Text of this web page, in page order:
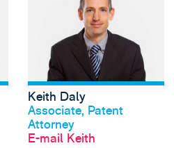
Keith Daly
Associate, Patent
Attorney
E-mail Keith